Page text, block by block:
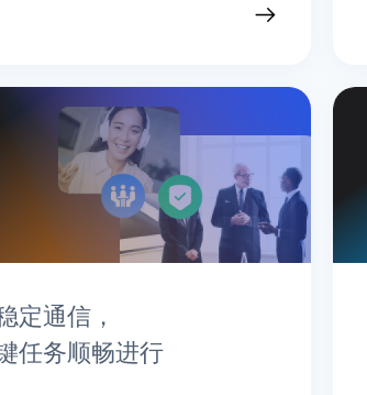
定通信，
任务顺畅进行